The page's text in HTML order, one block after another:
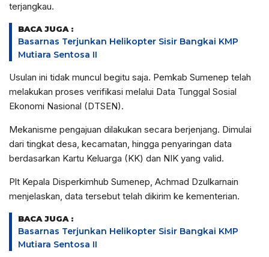
terjangkau.
BACA JUGA :
Basarnas Terjunkan Helikopter Sisir Bangkai KMP
Mutiara Sentosa II
Usulan ini tidak muncul begitu saja. Pemkab Sumenep telah
melakukan proses verifikasi melalui Data Tunggal Sosial
Ekonomi Nasional (DTSEN).
Mekanisme pengajuan dilakukan secara berjenjang. Dimulai
dari tingkat desa, kecamatan, hingga penyaringan data
berdasarkan Kartu Keluarga (KK) dan NIK yang valid.
Plt Kepala Disperkimhub Sumenep, Achmad Dzulkarnain
menjelaskan, data tersebut telah dikirim ke kementerian.
BACA JUGA :
Basarnas Terjunkan Helikopter Sisir Bangkai KMP
Mutiara Sentosa II